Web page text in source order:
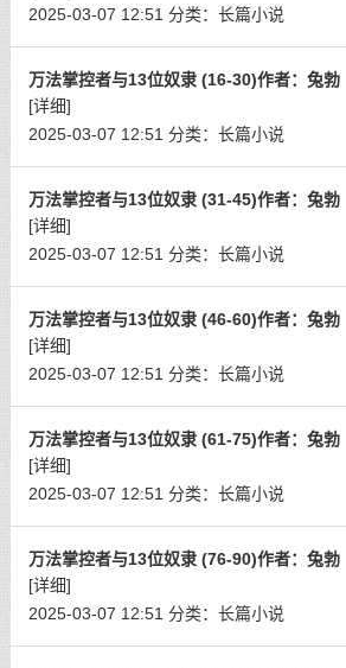
2025-03-07 12:51 分类： 长篇小说
万法掌控者与13位奴隶 (16-30)作者：兔勃
[详细]
2025-03-07 12:51 分类： 长篇小说
万法掌控者与13位奴隶 (31-45)作者：兔勃
[详细]
2025-03-07 12:51 分类： 长篇小说
万法掌控者与13位奴隶 (46-60)作者：兔勃
[详细]
2025-03-07 12:51 分类： 长篇小说
万法掌控者与13位奴隶 (61-75)作者：兔勃
[详细]
2025-03-07 12:51 分类： 长篇小说
万法掌控者与13位奴隶 (76-90)作者：兔勃
[详细]
2025-03-07 12:51 分类： 长篇小说